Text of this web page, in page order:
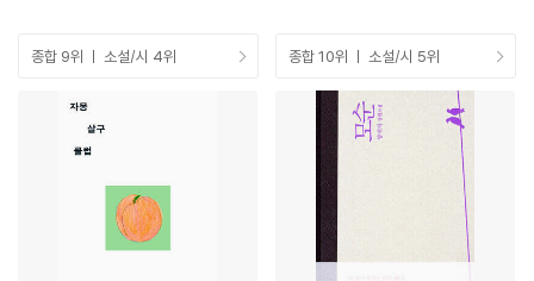
종합 9위 ㅣ 소설/시 4위 종합 10위 ㅣ 소설/시 5위